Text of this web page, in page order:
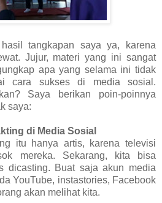
tangkapan saya ya, karena
Jujur, materi yang ini sangat
apa yang selama ini tidak
cara sukses di media sosial.
Saya berikan poin-poinnya
saya:
di Media Sosial
itu hanya artis, karena televisi
mereka. Sekarang, kita bisa
dicasting. Buat saja akun media
YouTube, instastories, Facebook
akan melihat kita.